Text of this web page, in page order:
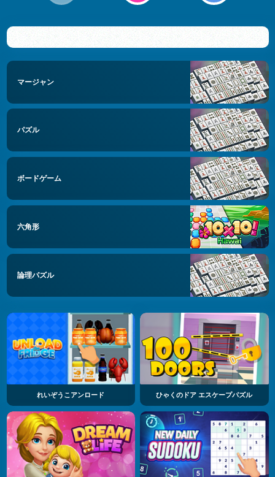
マージャン
パズル
ボードゲーム
六角形
論理パズル
れいぞうこアンロード ひゃくのドア エスケープパズル